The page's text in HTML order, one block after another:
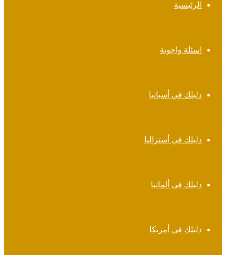
الرئيسية
اسئلة واجوبة
دليلك في أسبانيا
دليلك في أستراليا
دليلك في ألمانيا
دليلك في أمريكا